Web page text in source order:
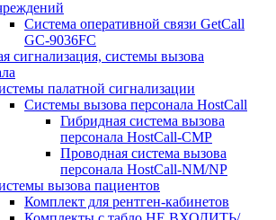
Система оперативной связи GetCall
GC-9036FC
сигнализация, системы вызова
палатной сигнализации
Системы вызова персонала HostCall
Гибридная система вызова
персонала HostCall-CMP
Проводная система вызова
персонала HostCall-NM/NP
вызова пациентов
Комплект для рентген-кабинетов